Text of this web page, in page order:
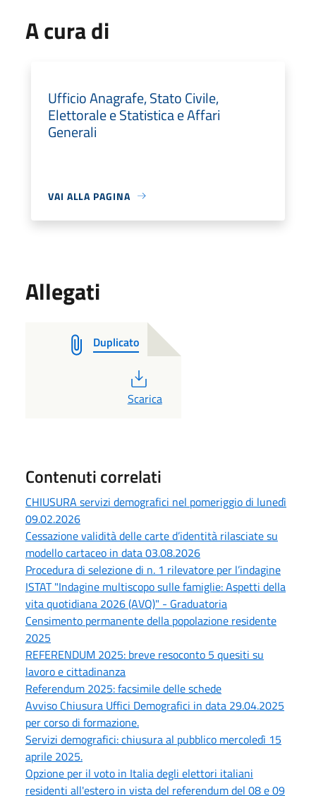
A cura di
Ufficio Anagrafe, Stato Civile,
Elettorale e Statistica e Affari
Generali
VAI ALLA PAGINA
Allegati
Duplicato
PDF
Scarica
Contenuti correlati
CHIUSURA servizi demografici nel pomeriggio di lunedì
09.02.2026
Cessazione validità delle carte d’identità rilasciate su
modello cartaceo in data 03.08.2026
Procedura di selezione di n. 1 rilevatore per l’indagine
ISTAT "Indagine multiscopo sulle famiglie: Aspetti della
vita quotidiana 2026 (AVQ)" - Graduatoria
Censimento permanente della popolazione residente
2025
REFERENDUM 2025: breve resoconto 5 quesiti su
lavoro e cittadinanza
Referendum 2025: facsimile delle schede
Avviso Chiusura Uffici Demografici in data 29.04.2025
per corso di formazione.
Servizi demografici: chiusura al pubblico mercoledì 15
aprile 2025.
Opzione per il voto in Italia degli elettori italiani
residenti all'estero in vista del referendum del 08 e 09